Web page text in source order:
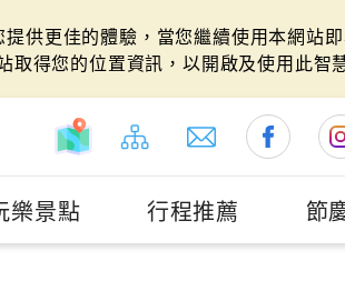
供更佳的體驗，當您繼續使用本網站
取得您的位置資訊，以開啟及使用此智
樂景點 行程推薦 節